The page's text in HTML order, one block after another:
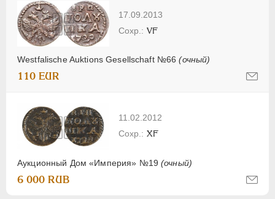
17.09.2013
Westfalische Auktions Gesellschaft №66(очный)
VF
110 EUR
11.02.2012
Аукционный Дом «Империя» №19(очный)
XF
6 000 RUB